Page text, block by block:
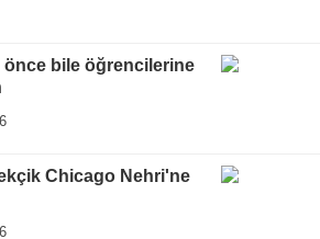
bile öğrencilerine
Chicago Nehri'ne